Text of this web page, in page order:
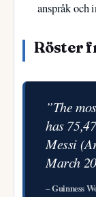
anspråk och
Röster
”The
has
Messi
March
– Guinness